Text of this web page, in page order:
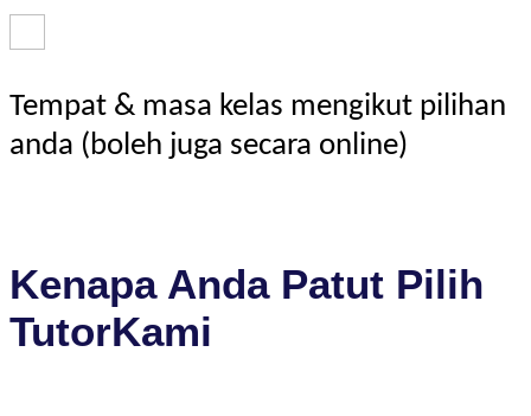
Tempat & masa kelas mengikut pilihan
anda (boleh juga secara online)
Kenapa Anda Patut Pilih
TutorKami